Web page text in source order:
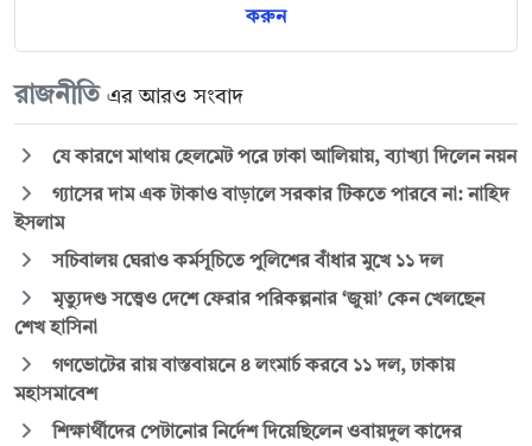
করুন
রাজনীতি এর আরও সংবাদ
যে কারণে মাথায় হেলমেট পরে ঢাকা আলিয়ায়, ব্যাখ্যা দিলেন নয়ন
গ্যাসের দাম এক টাকাও বাড়ালে সরকার টিকতে পারবে না: নাহিদ
ইসলাম
সচিবালয় ঘেরাও কর্মসূচিতে পুলিশের বাঁধার মুখে ১১ দল
মৃত্যুদণ্ড সত্ত্বেও দেশে ফেরার পরিকল্পনার ‘জুয়া’ কেন খেলছেন
শেখ হাসিনা
গণভোটের রায় বাস্তবায়নে ৪ লংমার্চ করবে ১১ দল, ঢাকায়
মহাসমাবেশ
শিক্ষার্থীদের পেটানোর নির্দেশ দিয়েছিলেন ওবায়দুল কাদের